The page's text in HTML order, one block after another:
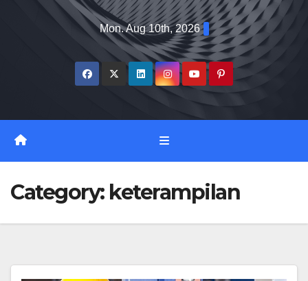
Mon. Aug 10th, 2026
Category: keterampilan